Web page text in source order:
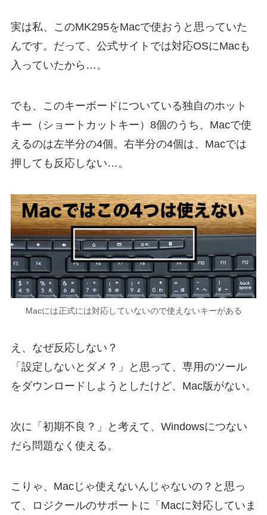
実は私、このMK295をMacで使おうと思っていた
んです。だって、公式サイトでは対応OSにMacも
入っていたから…。
でも、このキーボードについている独自のホット
キー（ショートカットキー）8個のうち、Macで使
えるのは左半分の4個。右半分の4個は、Macでは
押しても反応しない…。
Macには正式には対応していないので使えないキーがある
え、なぜ反応しない？
「設定しないとダメ？」と思って、専用のツール
をダウンロードしようとしたけど、Mac版がない。
次に「初期不良？」と考えて、Windowsにつない
だら問題なく使える。
こりゃ、Macじゃ使えないんじゃないの？と思っ
て、ロジクールのサポートに「Macに対応していま